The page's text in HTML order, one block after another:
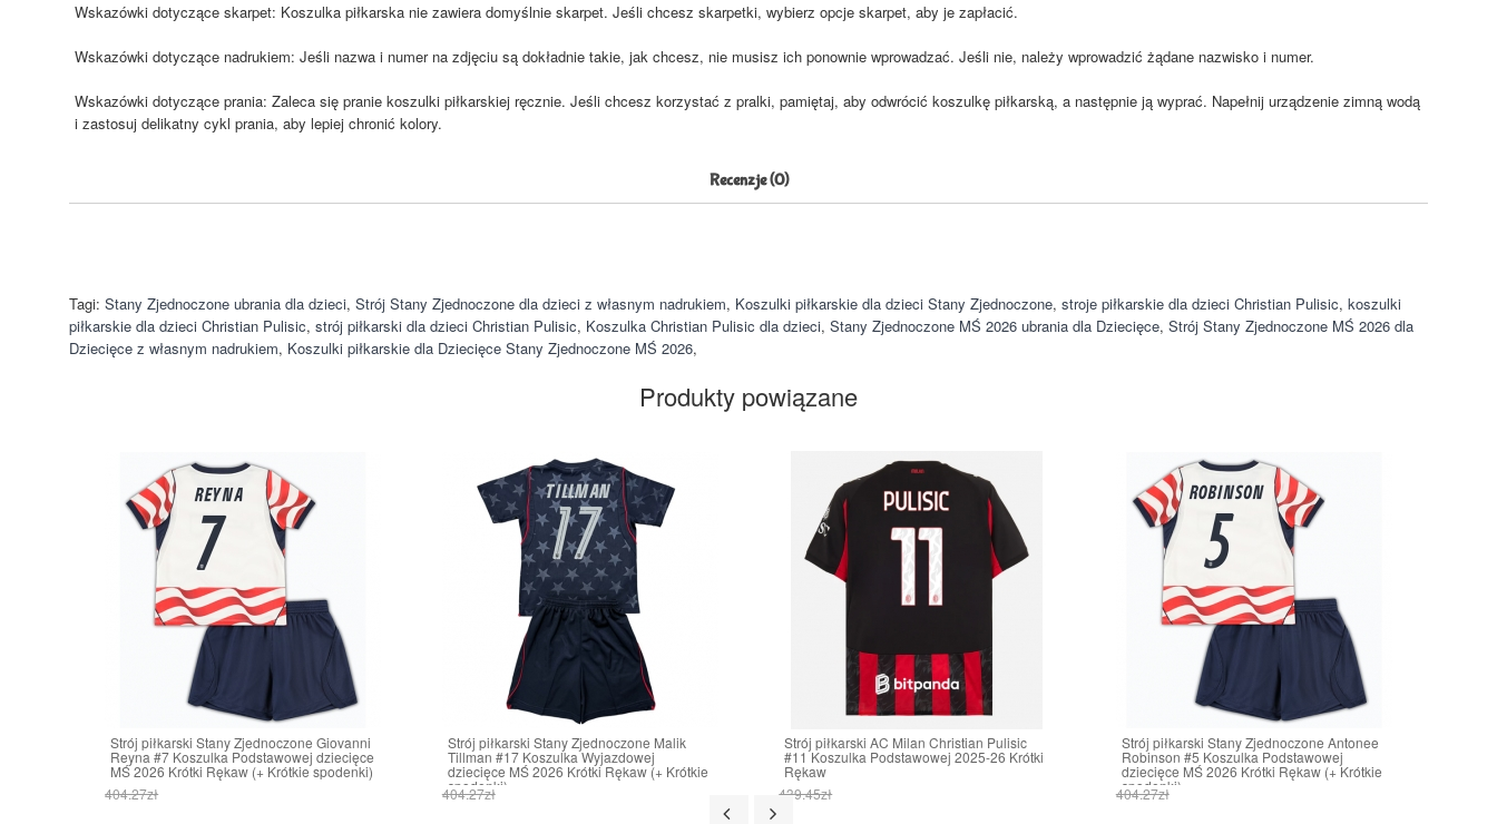
Wskazówki dotyczące skarpet: Koszulka piłkarska nie zawiera domyślnie skarpet. Jeśli chcesz skarpetki, wybierz opcje skarpet, aby je zapłacić.
Wskazówki dotyczące nadrukiem: Jeśli nazwa i numer na zdjęciu są dokładnie takie, jak chcesz, nie musisz ich ponownie wprowadzać. Jeśli nie, należy wprowadzić żądane nazwisko i numer.
Wskazówki dotyczące prania: Zaleca się pranie koszulki piłkarskiej ręcznie. Jeśli chcesz korzystać z pralki, pamiętaj, aby odwrócić koszulkę piłkarską, a następnie ją wyprać. Napełnij urządzenie zimną wodą
i zastosuj delikatny cykl prania, aby lepiej chronić kolory.
Recenzje (0)
Tagi: Stany Zjednoczone ubrania dla dzieci, Strój Stany Zjednoczone dla dzieci z własnym nadrukiem, Koszulki piłkarskie dla dzieci Stany Zjednoczone, stroje piłkarskie dla dzieci Christian Pulisic, koszulki
piłkarskie dla dzieci Christian Pulisic, strój piłkarski dla dzieci Christian Pulisic, Koszulka Christian Pulisic dla dzieci, Stany Zjednoczone MŚ 2026 ubrania dla Dziecięce, Strój Stany Zjednoczone MŚ 2026 dla
Dziecięce z własnym nadrukiem, Koszulki piłkarskie dla Dziecięce Stany Zjednoczone MŚ 2026,
Produkty powiązane
Strój piłkarski Stany Zjednoczone Giovanni
Reyna #7 Koszulka Podstawowej dziecięce
MŚ 2026 Krótki Rękaw (+ Krótkie spodenki)
404.27zł
Strój piłkarski Stany Zjednoczone Malik
Tillman #17 Koszulka Wyjazdowej
dziecięce MŚ 2026 Krótki Rękaw (+ Krótkie
spodenki)
404.27zł
Strój piłkarski AC Milan Christian Pulisic
#11 Koszulka Podstawowej 2025-26 Krótki
Rękaw
439.45zł
Strój piłkarski Stany Zjednoczone Antonee
Robinson #5 Koszulka Podstawowej
dziecięce MŚ 2026 Krótki Rękaw (+ Krótkie
spodenki)
404.27zł